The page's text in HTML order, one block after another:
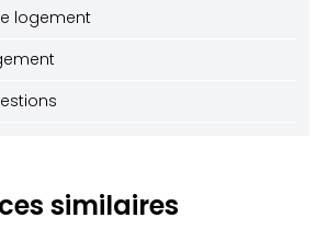
logement
similaires